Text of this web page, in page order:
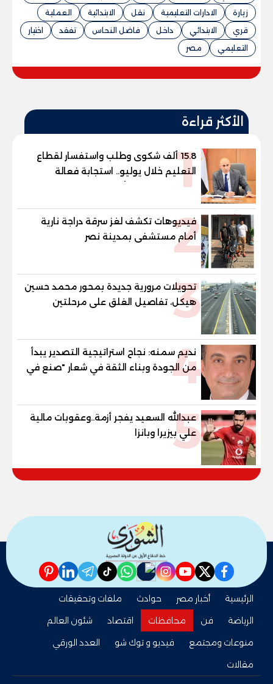
زيارة
الادارات التعليمية نقل الابتدائية
العملية
قري
الابتدائي داخل فاضل النحاس تفقد
اختيار
التعليمي
مصر
الأكثر قراءة
115.8 ألف شكوى وطلب واستفسار لقطاع
التعليم خلال يوليو.. استجابة فعالة
لشكاوى الطلاب وأولياء الأمور
2
فيديوهات تكشف لغز سرقة دراجة نارية
أمام مستشفى بمدينة نصر
3
تحويلات مرورية جديدة بمحور محمد حسين
هيكل، تفاصيل الغلق على مرحلتين
4
نديم سمنه: نجاح استراتيجية التصدير يبدأ
من الجودة وبناء الثقة في شعار "صنع في
مصر"
5
عبدالله السعيد يفجر أزمة..وعقوبات مالية
علي بيزيرا وبانزا
facebook
twitter
youtube
instagram
nabd
whatsapp
tiktok
telegram
linkedin
pinterest
الرئيسية أخبار مصر حوادث
ملفات وتحقيقات
الرياضة
فن محافظات اقتصاد
شئون العالم
منوعات ومجتمع
فيديو و توك شو
العدد الورقي
مقالات